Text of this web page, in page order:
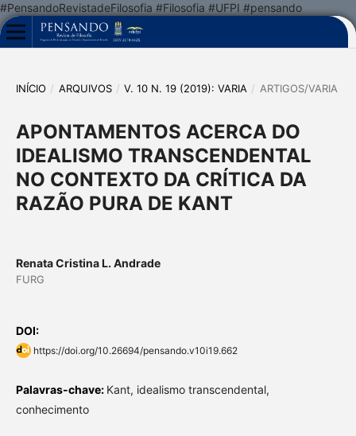
#PensandoRevistadeFilosofia #Filosofia #UFPI #pensando
INÍCIO / ARQUIVOS / V. 10 N. 19 (2019): VARIA / ARTIGOS/VARIA
APONTAMENTOS ACERCA DO
IDEALISMO TRANSCENDENTAL
NO CONTEXTO DA CRÍTICA DA
RAZÃO PURA DE KANT
Renata Cristina L. Andrade
FURG
DOI:
https://doi.org/10.26694/pensando.v10i19.662
Palavras-chave: Kant, idealismo transcendental,
conhecimento